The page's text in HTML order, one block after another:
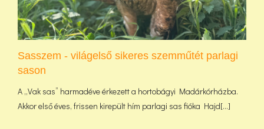
Sasszem - világelső sikeres szemműtét parlagi
sason
A „Vak sas” harmadéve érkezett a hortobágyi Madárkórházba.
Akkor első éves, frissen kirepült hím parlagi sas fióka Hajd[...]